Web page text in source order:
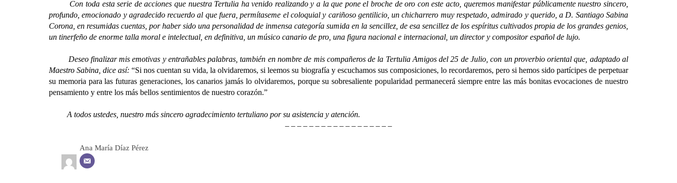
Con toda esta serie de acciones que nuestra Tertulia ha venido realizando y a la que pone el broche de oro con este acto, queremos manifestar públicamente nuestro sincero,
profundo, emocionado y agradecido recuerdo al que fuera, permítaseme el coloquial y cariñoso gentilicio, un chicharrero muy respetado, admirado y querido, a D. Santiago Sabina
Corona, en resumidas cuentas, por haber sido una personalidad de inmensa categoría sumida en la sencillez, de esa sencillez de los espíritus cultivados propia de los grandes genios,
un tinerfeño de enorme talla moral e intelectual, en definitiva, un músico canario de pro, una figura nacional e internacional, un director y compositor español de lujo.
Deseo finalizar mis emotivas y entrañables palabras, también en nombre de mis compañeros de la Tertulia Amigos del 25 de Julio, con un proverbio oriental que, adaptado al
Maestro Sabina, dice así:“Si nos cuentan su vida, la olvidaremos, si leemos su biografía y escuchamos sus composiciones, lo recordaremos, pero si hemos sido partícipes de perpetuar
su memoria para las futuras generaciones, los canarios jamás lo olvidaremos, porque su sobresaliente popularidad permanecerá siempre entre las más bonitas evocaciones de nuestro
pensamiento y entre los más bellos sentimientos de nuestro corazón.”
A todos ustedes, nuestro más sincero agradecimiento tertuliano por su asistencia y atención.
– – – – – – – – – – – – – – – – – –
Ana María Díaz Pérez